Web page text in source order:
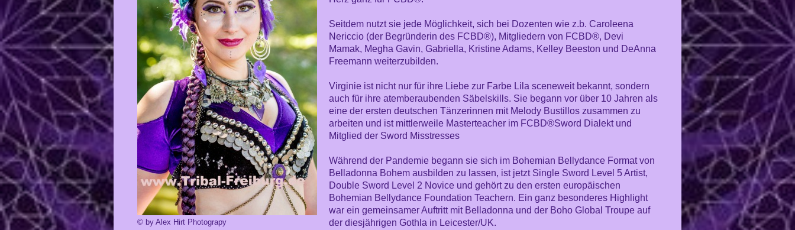
© by Alex Hirt Photograpy
Seitdem nutzt sie jede Möglichkeit, sich bei Dozenten wie z.b. Caroleena
Nericcio (der Begründerin des FCBD®), Mitgliedern von FCBD®, Devi
Mamak, Megha Gavin, Gabriella, Kristine Adams, Kelley Beeston und DeAnna
Freemann weiterzubilden.
Virginie ist nicht nur für ihre Liebe zur Farbe Lila sceneweit bekannt, sondern
auch für ihre atemberaubenden Säbelskills. Sie begann vor über 10 Jahren als
eine der ersten deutschen Tänzerinnen mit Melody Bustillos zusammen zu
arbeiten und ist mittlerweile Masterteacher im FCBD®Sword Dialekt und
Mitglied der Sword Misstresses
Während der Pandemie begann sie sich im Bohemian Bellydance Format von
Belladonna Bohem ausbilden zu lassen, ist jetzt Single Sword Level 5 Artist,
Double Sword Level 2 Novice und gehört zu den ersten europäischen
Bohemian Bellydance Foundation Teachern. Ein ganz besonderes Highlight
war ein gemeinsamer Auftritt mit Belladonna und der Boho Global Troupe auf
der diesjährigen Gothla in Leicester/UK.